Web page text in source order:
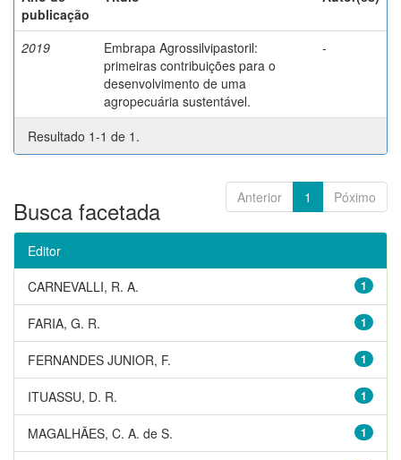
publicação
2019
Embrapa Agrossilvipastoril:
primeiras contribuições para o
desenvolvimento de uma
agropecuária sustentável.
-
Resultado 1-1 de 1.
Anterior 1 Póximo
Busca facetada
Editor
1
CARNEVALLI, R. A.
1
FARIA, G. R.
1
FERNANDES JUNIOR, F.
1
ITUASSU, D. R.
1
MAGALHÃES, C. A. de S.